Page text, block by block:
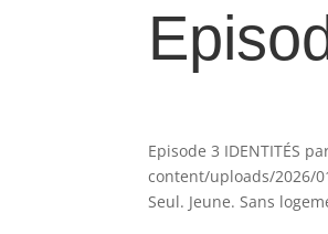
Episode 3 IDENTITÉS
content/uploads/2026/
Seul. Jeune. Sans